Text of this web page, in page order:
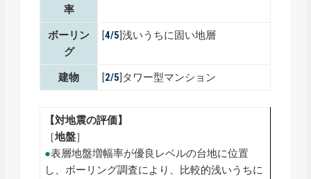
率
ボーリン
グ
[4/5]浅いうちに固い地層
建物 [2/5]タワー型マンション
【対地震の評価】
［地盤］
●表層地盤増幅率が優良レベルの台地に位置
し、ボーリング調査により、比較的浅いうちに